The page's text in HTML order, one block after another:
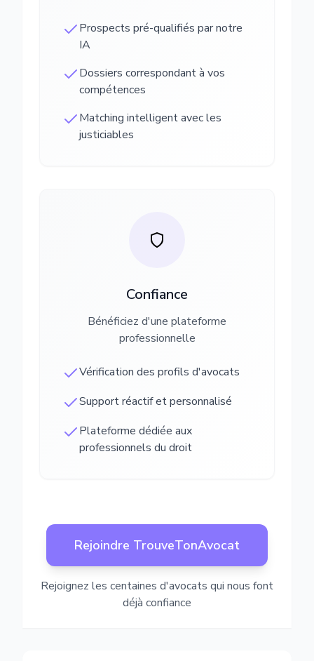
Prospects pré-qualifiés par notre
IA
Dossiers correspondant à vos
compétences
Matching intelligent avec les
justiciables
Confiance
Bénéficiez d'une plateforme
professionnelle
Vérification des profils d'avocats
Support réactif et personnalisé
Plateforme dédiée aux
professionnels du droit
Rejoindre TrouveTonAvocat
Rejoignez les centaines d'avocats qui nous font
déjà confiance